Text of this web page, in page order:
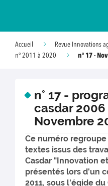
Accueil
Revue Innovations
n° 2011 à 2020
n° 17 -
n° 17 -
casdar 2006
Novembre
Ce numéro
textes issus des
Casdar "Innovation
présentés lors d'un
2011, sous l'égide du